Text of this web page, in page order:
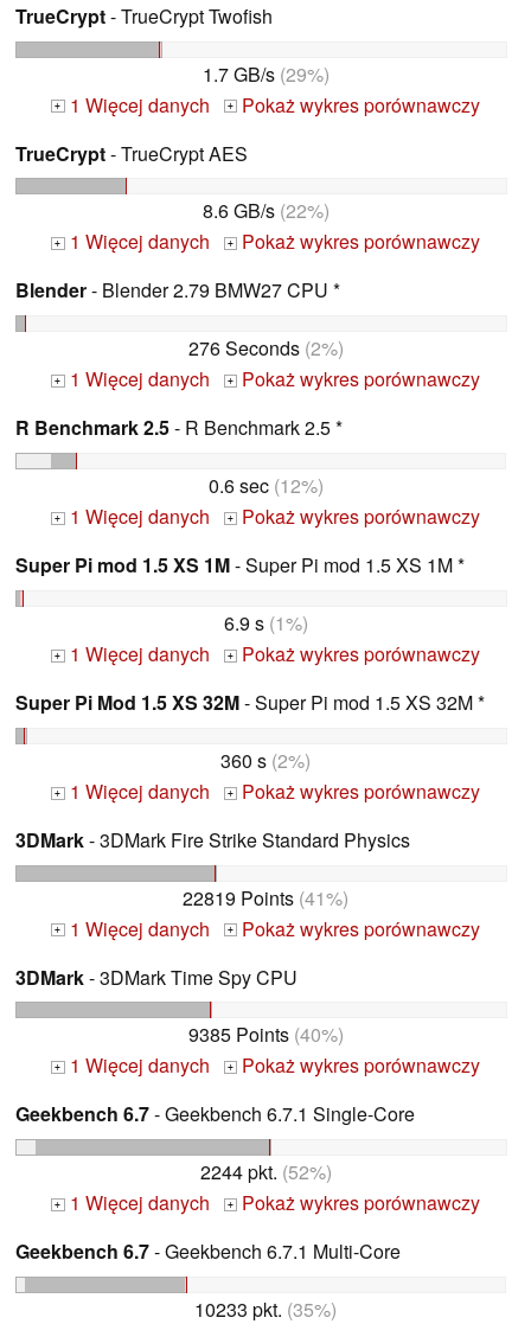
TrueCrypt- TrueCrypt Twofish
1.7 GB/s(29%)
+ 1 Więcej danych +
Pokaż wykres porównawczy
TrueCrypt- TrueCrypt AES
8.6 GB/s(22%)
+ 1 Więcej danych +
Pokaż wykres porównawczy
Blender- Blender 2.79 BMW27 CPU *
276 Seconds(2%)
+ 1 Więcej danych +
Pokaż wykres porównawczy
R Benchmark 2.5- R Benchmark 2.5 *
0.6 sec(12%)
+ 1 Więcej danych +
Pokaż wykres porównawczy
Super Pi mod 1.5 XS 1M- Super Pi mod 1.5 XS 1M *
6.9 s(1%)
+ 1 Więcej danych +
Pokaż wykres porównawczy
Super Pi Mod 1.5 XS 32M- Super Pi mod 1.5 XS 32M *
360 s (2%)
+ 1 Więcej danych +
Pokaż wykres porównawczy
3DMark- 3DMark Fire Strike Standard Physics
22819 Points (41%)
+ 1 Więcej danych +
Pokaż wykres porównawczy
3DMark- 3DMark Time Spy CPU
9385 Points(40%)
+ 1 Więcej danych +
Pokaż wykres porównawczy
Geekbench 6.7- Geekbench 6.7.1 Single-Core
2244 pkt. (52%)
+ 1 Więcej danych +
Pokaż wykres porównawczy
Geekbench 6.7- Geekbench 6.7.1 Multi-Core
10233 pkt. (35%)